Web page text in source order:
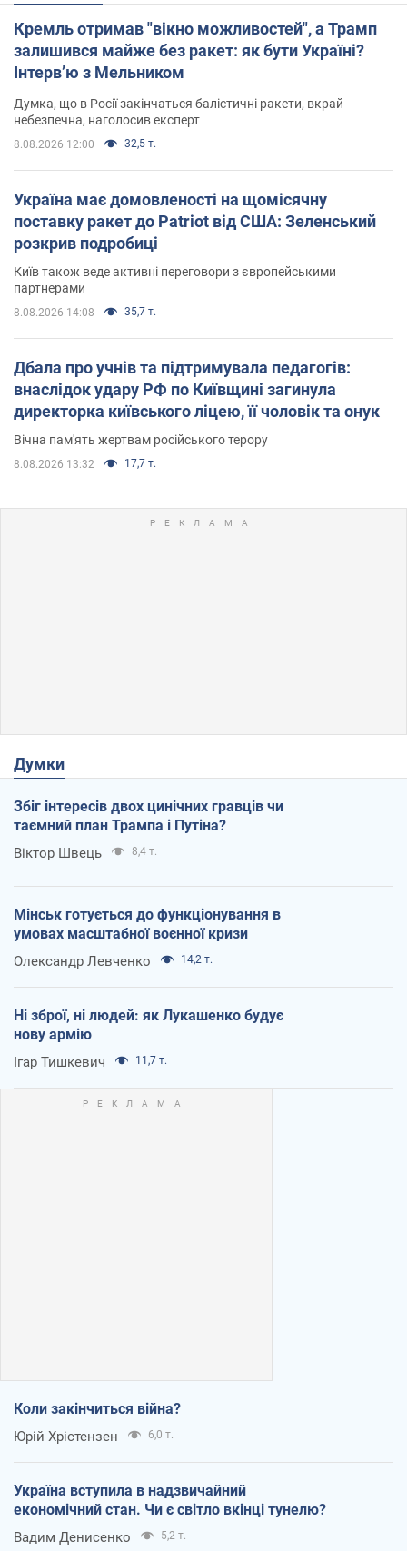
Кремль отримав "вікно можливостей", а Трамп
залишився майже без ракет: як бути Україні?
Інтерв’ю з Мельником
Думка, що в Росії закінчаться балістичні ракети, вкрай
небезпечна, наголосив експерт
8.08.2026 12:00 32,5 т.
Україна має домовленості на щомісячну
поставку ракет до Patriot від США: Зеленський
розкрив подробиці
Київ також веде активні переговори з європейськими
партнерами
8.08.2026 14:08 35,7 т.
Дбала про учнів та підтримувала педагогів:
внаслідок удару РФ по Київщині загинула
директорка київського ліцею, її чоловік та онук
Вічна пам'ять жертвам російського терору
8.08.2026 13:32 17,7 т.
Думки
Збіг інтересів двох цинічних гравців чи
таємний план Трампа і Путіна?
Віктор Швець 8,4 т.
Мінськ готується до функціонування в
умовах масштабної воєнної кризи
Олександр Левченко 14,2 т.
Ні зброї, ні людей: як Лукашенко будує
нову армію
Ігар Тишкевич 11,7 т.
Коли закінчиться війна?
Юрій Хрістензен 6,0 т.
Україна вступила в надзвичайний
економічний стан. Чи є світло вкінці тунелю?
Вадим Денисенко 5,2 т.